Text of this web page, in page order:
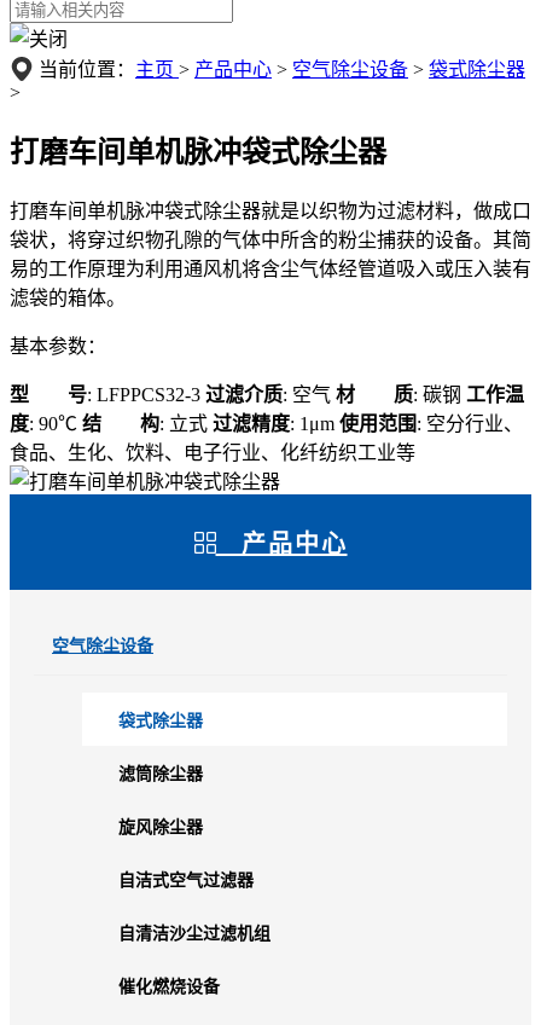
当前位置： 主页 > 产品中心 > 空气除尘设备 > 袋式除尘器
>
打磨车间单机脉冲袋式除尘器
打磨车间单机脉冲袋式除尘器就是以织物为过滤材料，做成口
袋状，将穿过织物孔隙的气体中所含的粉尘捕获的设备。其简
易的工作原理为利用通风机将含尘气体经管道吸入或压入装有
滤袋的箱体。
基本参数：
型 号: LFPPCS32-3 过滤介质: 空气 材 质: 碳钢 工作温
度: 90℃ 结 构: 立式 过滤精度: 1μm 使用范围: 空分行业、
食品、生化、饮料、电子行业、化纤纺织工业等
产品中心
空气除尘设备
袋式除尘器
滤筒除尘器
旋风除尘器
自洁式空气过滤器
自清洁沙尘过滤机组
催化燃烧设备